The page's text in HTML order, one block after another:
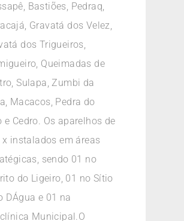
Bastiões, Pedraq,
Gravatá dos Velez,
dos Trigueiros,
Queimadas de
Sulapa, Zumbi da
Macacos, Pedra do
e Cedro. Os aparelhos de
x instalados em áreas
sendo 01 no
do Ligeiro, 01 no Sítio
DÁgua e 01 na
Municipal.O